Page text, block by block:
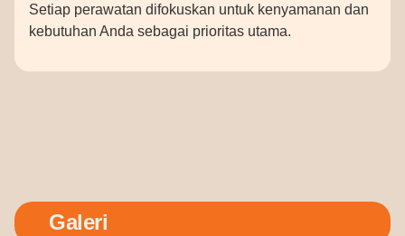
Setiap perawatan difokuskan untuk kenyamanan dan
kebutuhan Anda sebagai prioritas utama.
Galeri